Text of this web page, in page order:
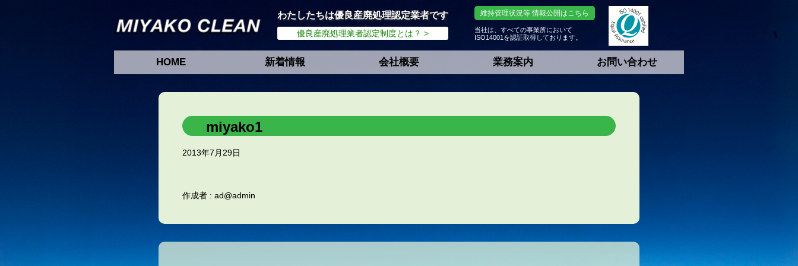
わたしたちは優良産廃処理認定業者です
優良産廃処理業者認定制度とは？ >
維持管理状況等 情報公開はこちら
当社は、すべての事業所において
ISO14001を認証取得しております。
HOME 新着情報 会社概要 業務案内 お問い合わせ
miyako1
2013年7月29日
作成者 : ad@admin